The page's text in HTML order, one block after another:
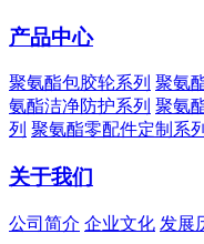
产品中心
聚氨酯包胶轮系列 聚氨
氨酯洁净防护系列 聚氨
列 聚氨酯零配件定制系列
关于我们
公司简介 企业文化 发展